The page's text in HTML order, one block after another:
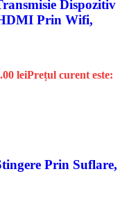
Dispozitiv
Prin Wifi,
leiPrețul curent este:
Prin Suflare,